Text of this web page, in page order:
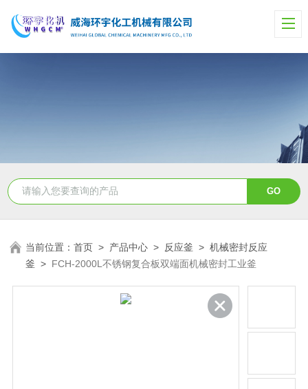
当前位置：首页 > 产品中心 > 反应釜 >机械密封反应
釜 > FCH-2000L不锈钢复合板双端面机械密封工业釜